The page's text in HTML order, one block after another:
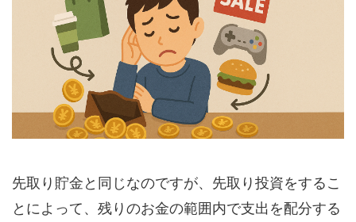
先取り貯金と同じなのですが、先取り投資をするこ
とによって、残りのお金の範囲内で支出を配分する